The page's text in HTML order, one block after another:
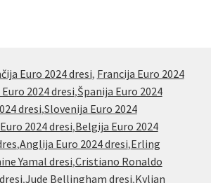
Euro 2024 dresi, Francija Euro 2024
2024 dresi,Španija Euro 2024
dresi,Slovenija Euro 2024
2024 dresi,Belgija Euro 2024
,Anglija Euro 2024 dresi,Erling
Yamal dresi,Cristiano Ronaldo
,Jude Bellingham dresi,Kylian